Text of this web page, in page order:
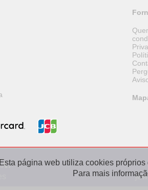
Esta página web utiliza cookies
Para mais